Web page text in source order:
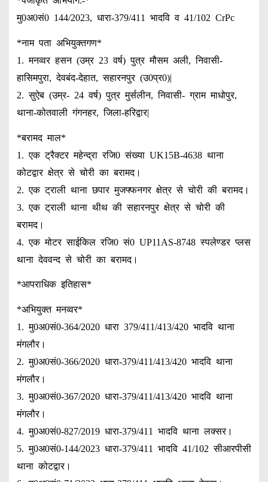
मु0अ0सं0 144/2023, धारा-379/411 भादवि व 41/102 CrPc
*नाम पता अभियुक्तगण*
1. मनव्वर हसन (उम्र 23 वर्ष) पुत्र मौसम अली, निवासी-
हासिमपुरा, देवबंद-देहात, सहारनपुर (उ0प्र0)|
2. सुऐब (उम्र- 24 वर्ष) पुत्र मुर्सलीन, निवासी- ग्राम माधोपुर,
थाना-कोतवाली गंगनहर, जिला-हरिद्वार|
*बरामद माल*
1. एक ट्रैक्टर महेन्द्रा रजि0 संख्या UK15B-4638 थाना
कोटद्वार क्षेत्र से चोरी का बरामद।
2. एक ट्राली थाना छपार मुजफ्फनगर क्षेत्र से चोरी की बरामद।
3. एक ट्राली थाना थीथ की सहारनपुर क्षेत्र से चोरी की
बरामद।
4. एक मोटर साईकिल रजि0 सं0 UP11AS-8748 स्पलेण्डर प्लस
थाना देववन्द से चोरी का बरामद।
*आपराधिक इतिहास*
*अभियुक्त मनव्वर*
1. मु0अ0सं0-364/2020 धारा 379/411/413/420 भादवि थाना
मंगलौर।
2. मु0अ0सं0-366/2020 धारा-379/411/413/420 भादवि थाना
मंगलौर।
3. मु0अ0सं0-367/2020 धारा-379/411/413/420 भादवि थाना
मंगलौर।
4. मु0अ0सं0-827/2019 धारा-379/411 भादवि थाना लक्सर।
5. मु0अ0सं0-144/2023 धारा-379/411 भादवि 41/102 सीआरपीसी
थाना कोटद्वार।